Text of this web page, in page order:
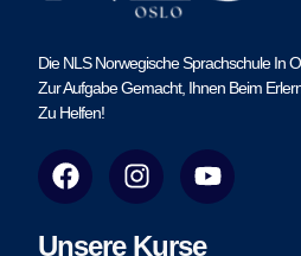
Die NLS Norwegische Sprachschule In
Zur Aufgabe Gemacht, Ihnen Beim
Zu Helfen!
F
a
e
I
n
t
Y
o
t
Unsere Kurse